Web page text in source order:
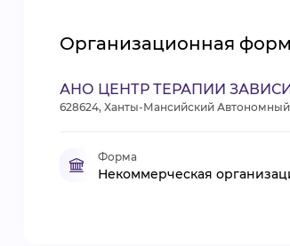
Организационная
АНО ЦЕНТР ТЕРАПИИ
628624, Ханты-Мансийский
Форма
Некоммерческая